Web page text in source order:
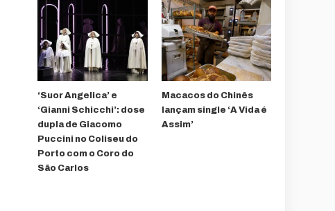
‘Suor Angelica’ e
‘Gianni Schicchi’: dose
dupla de Giacomo
Puccini no Coliseu do
Porto com o Coro do
São Carlos
Macacos do Chinês
lançam single ‘A Vida é
Assim’